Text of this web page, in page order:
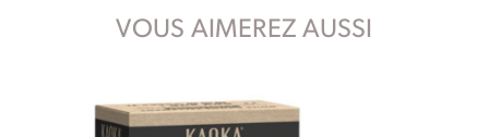
VOUS AIMEREZ AUSSI